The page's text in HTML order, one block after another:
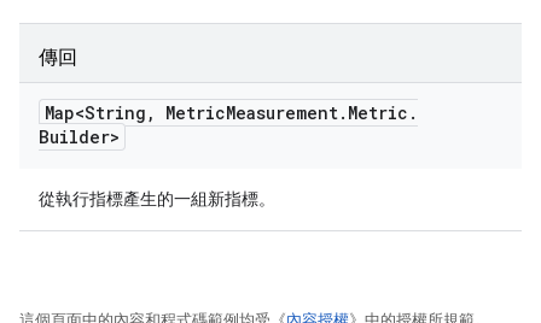
傳回
Map<String , MetricMeasurement. Metric .
Builder>
從執行指標產生的一組新指標。